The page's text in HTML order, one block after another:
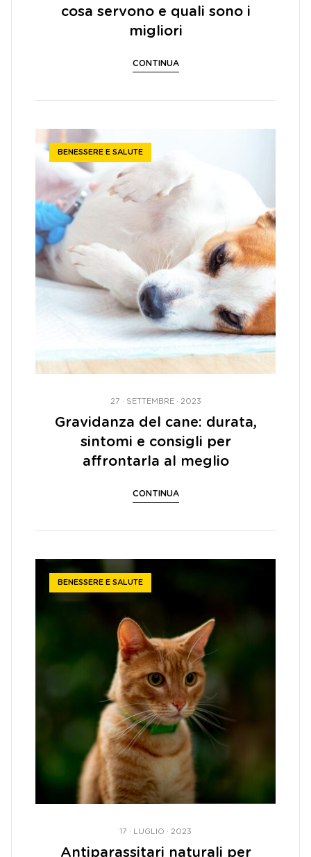
cosa servono e quali sono i
migliori
CONTINUA
BENESSERE E SALUTE
27 · SETTEMBRE · 2023
Gravidanza del cane: durata,
sintomi e consigli per
affrontarla al meglio
CONTINUA
BENESSERE E SALUTE
17 · LUGLIO · 2023
Antiparassitari naturali per